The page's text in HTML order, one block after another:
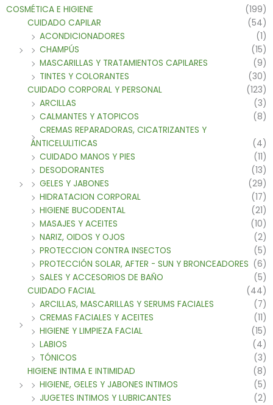
COSMÉTICA E HIGIENE
(199)
CUIDADO CAPILAR
(54)
ACONDICIONADORES
(1)
CHAMPÚS
(15)
MASCARILLAS Y TRATAMIENTOS CAPILARES
(9)
TINTES Y COLORANTES
(30)
CUIDADO CORPORAL Y PERSONAL
(123)
ARCILLAS
(3)
CALMANTES Y ATOPICOS
(8)
CREMAS REPARADORAS, CICATRIZANTES Y
ANTICELULITICAS
(4)
CUIDADO MANOS Y PIES
(11)
DESODORANTES
(13)
GELES Y JABONES
(29)
HIDRATACION CORPORAL
(17)
HIGIENE BUCODENTAL
(21)
MASAJES Y ACEITES
(10)
NARIZ, OIDOS Y OJOS
(2)
PROTECCION CONTRA INSECTOS
(5)
PROTECCIÓN SOLAR, AFTER - SUN Y BRONCEADORES (6)
SALES Y ACCESORIOS DE BAÑO
(5)
CUIDADO FACIAL
(44)
ARCILLAS, MASCARILLAS Y SERUMS FACIALES
(7)
CREMAS FACIALES Y ACEITES
(11)
HIGIENE Y LIMPIEZA FACIAL
(15)
LABIOS
(4)
TÓNICOS
(3)
HIGIENE INTIMA E INTIMIDAD
(8)
HIGIENE, GELES Y JABONES INTIMOS
(5)
JUGETES INTIMOS Y LUBRICANTES
(2)